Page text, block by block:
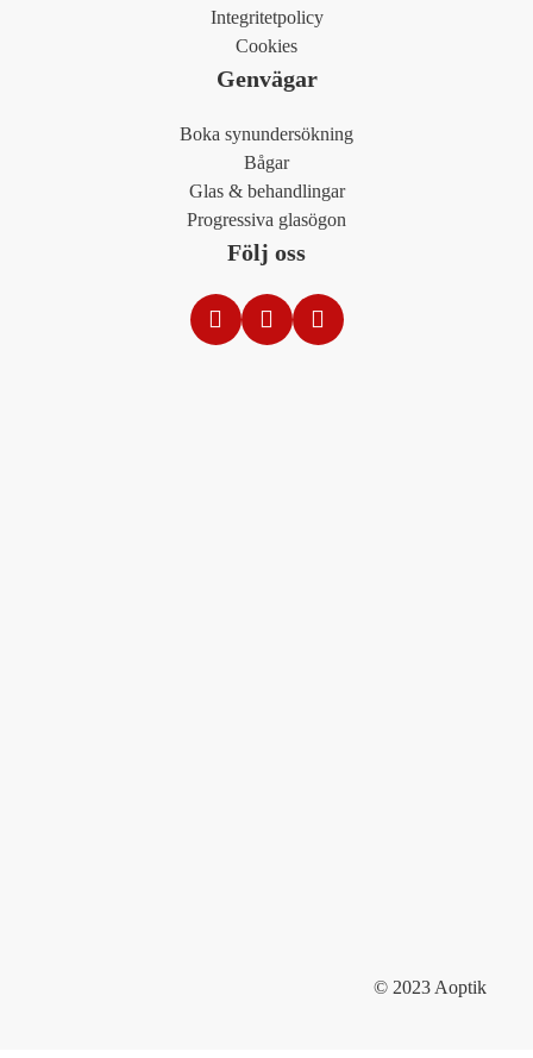
Integritetpolicy
Cookies
Genvägar
Boka synundersökning
Bågar
Glas & behandlingar
Progressiva glasögon
Följ oss
© 2023 Aoptik